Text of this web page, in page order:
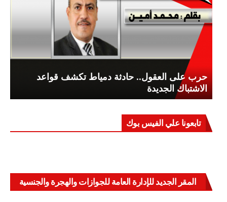
حرب على العقول.. حادثة دمياط تكشف قواعد
الاشتباك الجديدة
تابعونا علي الفيس بوك
المقر الجديد للإدارة العامة للجوازات والهجرة والجنسية